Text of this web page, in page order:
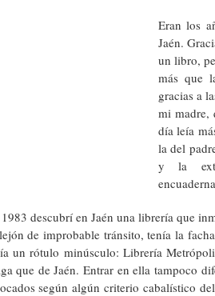
Eran los
Jaén.
un libro,
más que
gracias a
mi madre,
día leía
la del
y la
descubrí en Jaén una librería que
de improbable tránsito, tenía la
un rótulo minúsculo: Librería
que de Jaén. Entrar en ella tampoco
según algún criterio cabalístico